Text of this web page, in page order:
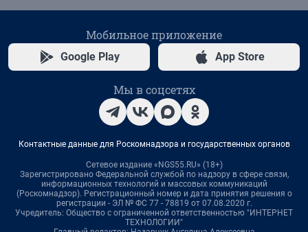
Мобильное приложение
Google Play App Store
Мы в соцсетях
Контактные данные для Роскомнадзора и государственных органов
Сетевое издание «NGS55.RU» (18+)
Зарегистрировано Федеральной службой по надзору в сфере связи,
информационных технологий и массовых коммуникаций
(Роскомнадзор). Регистрационный номер и дата принятия решения о
регистрации - ЭЛ № ФС 77 - 78819 от 07.08.2020 г.
Учредитель: Общество с ограниченной ответственностью "ИНТЕРНЕТ
ТЕХНОЛОГИИ"